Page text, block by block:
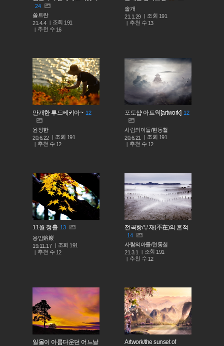
24
쏠트란
21.4.4
조회 191
추천 수 16
솔개
21.1.29
조회 191
추천 수 13
만개한 루드베키아~ 12
윤정한
20.6.22
조회 191
추천 수 12
포토샵 아트웍[artwork] 12
사람의아들/현동철
20.6.21
조회 191
추천 수 12
11월 정출 13
용암鎔巖
19.11.17
조회 191
추천 수 12
전곡항/부재(不在)의 흔적
14
사람의아들/현동철
21.3.1
조회 191
추천 수 12
일몰이 아름다운던 어느날
Artwork/the sunset of